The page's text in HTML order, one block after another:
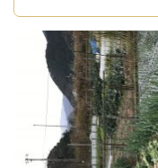
ご予約プラン一覧
English